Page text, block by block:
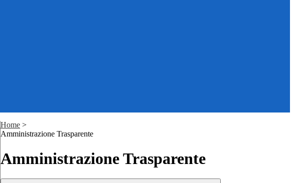
Home >
Amministrazione Trasparente
Amministrazione Trasparente